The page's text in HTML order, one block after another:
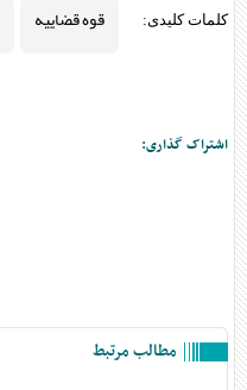
کلمات کلیدی: قوه قضاییه
اشتراک گذاری:
مطالب مرتبط